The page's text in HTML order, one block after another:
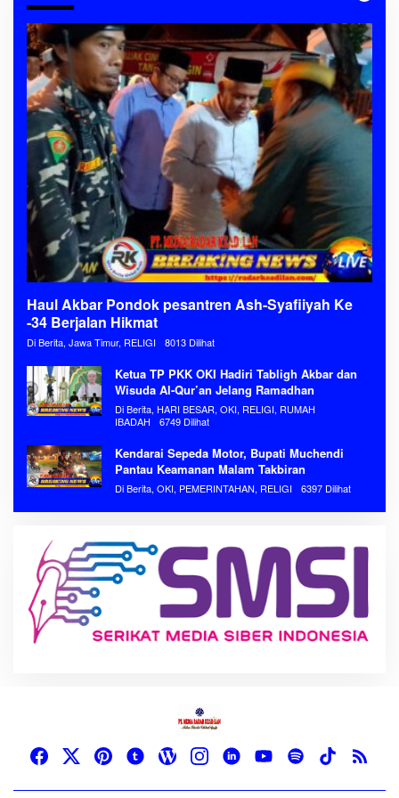
Haul Akbar Pondok pesantren Ash-Syafiiyah Ke
-34 Berjalan Hikmat
Di Berita, Jawa Timur, RELIGI 8013 Dilihat
Ketua TP PKK OKI Hadiri Tabligh Akbar dan
Wisuda Al-Qur’an Jelang Ramadhan
Di Berita, HARI BESAR, OKI, RELIGI, RUMAH
IBADAH
6749 Dilihat
Kendarai Sepeda Motor, Bupati Muchendi
Pantau Keamanan Malam Takbiran
Di Berita, OKI, PEMERINTAHAN, RELIGI 6397 Dilihat